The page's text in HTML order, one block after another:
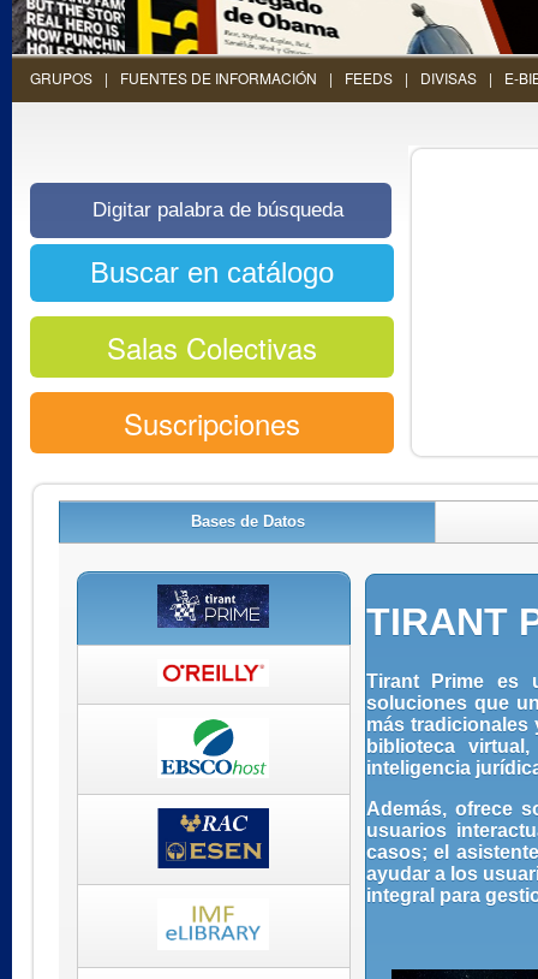
GRUPOS FUENTES DE INFORMACIÓN FEEDS DIVISAS E-
Salas Colectivas
Suscripciones